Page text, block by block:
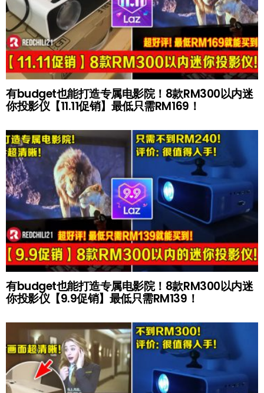
有budget也能打造专属电影院！8款RM300以内迷
你投影仪【11.11促销】最低只需RM169！
有budget也能打造专属电影院！8款RM300以内迷
你投影仪【9.9促销】最低只需RM139！